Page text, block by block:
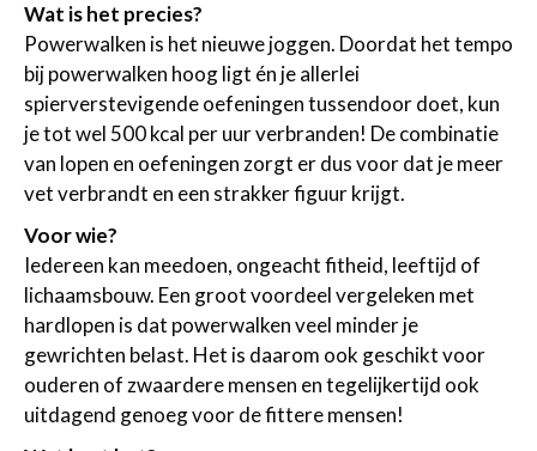
Wat is het precies?
Powerwalken is het nieuwe joggen. Doordat het tempo
bij powerwalken hoog ligt én je allerlei
spierverstevigende oefeningen tussendoor doet, kun
je tot wel 500 kcal per uur verbranden! De combinatie
van lopen en oefeningen zorgt er dus voor dat je meer
vet verbrandt en een strakker figuur krijgt.
Voor wie?
Iedereen kan meedoen, ongeacht fitheid, leeftijd of
lichaamsbouw. Een groot voordeel vergeleken met
hardlopen is dat powerwalken veel minder je
gewrichten belast. Het is daarom ook geschikt voor
ouderen of zwaardere mensen en tegelijkertijd ook
uitdagend genoeg voor de fittere mensen!